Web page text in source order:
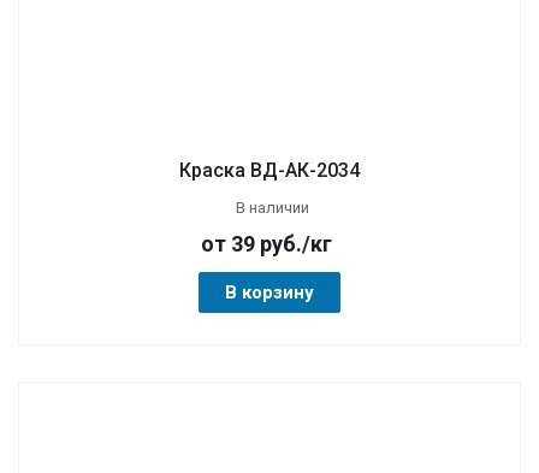
Краска ВД-АК-2034
В наличии
от 39 руб./кг
В корзину